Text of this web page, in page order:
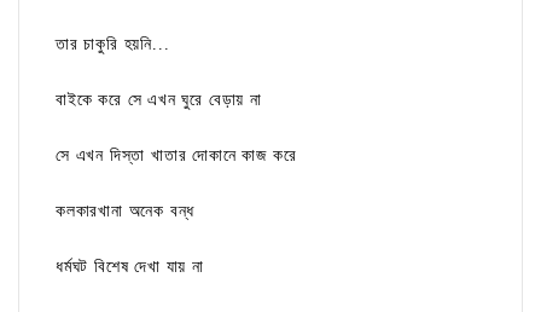
তার চাকুরি হয়নি...
বাইকে করে সে এখন ঘুরে বেড়ায় না
সে এখন দিস্তা খাতার দোকানে কাজ করে
কলকারখানা অনেক বন্ধ
ধর্মঘট বিশেষ দেখা যায় না